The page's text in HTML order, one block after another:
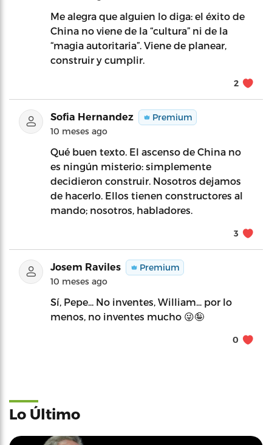
Me alegra que alguien lo diga: el éxito de
China no viene de la “cultura” ni de la
“magia autoritaria”. Viene de planear,
construir y cumplir.
2
Sofia Hernandez
Premium
10 meses ago
Qué buen texto. El ascenso de China no
es ningún misterio: simplemente
decidieron construir. Nosotros dejamos
de hacerlo. Ellos tienen constructores al
mando; nosotros, habladores.
3
Josem Raviles
Premium
10 meses ago
Sí, Pepe... No inventes, William... por lo
menos, no inventes mucho 😜🤪
0
Lo Último